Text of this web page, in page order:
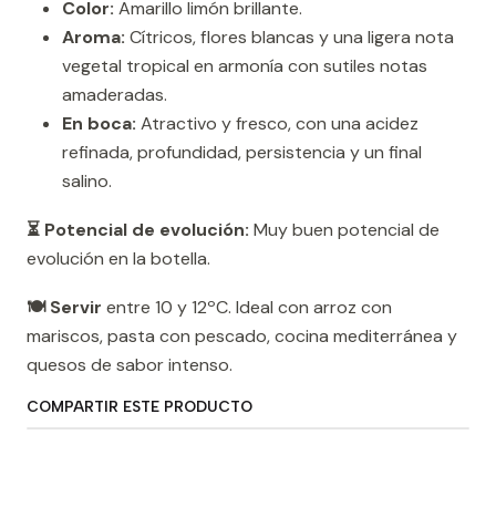
Color: Amarillo limón brillante.
Aroma: Cítricos, flores blancas y una ligera nota
vegetal tropical en armonía con sutiles notas
amaderadas.
En boca: Atractivo y fresco, con una acidez
refinada, profundidad, persistencia y un final
salino.
⏳ Potencial de evolución: Muy buen potencial de
evolución en la botella.
🍽️ Servir entre 10 y 12ºC. Ideal con arroz con
mariscos, pasta con pescado, cocina mediterránea y
quesos de sabor intenso.
COMPARTIR ESTE PRODUCTO